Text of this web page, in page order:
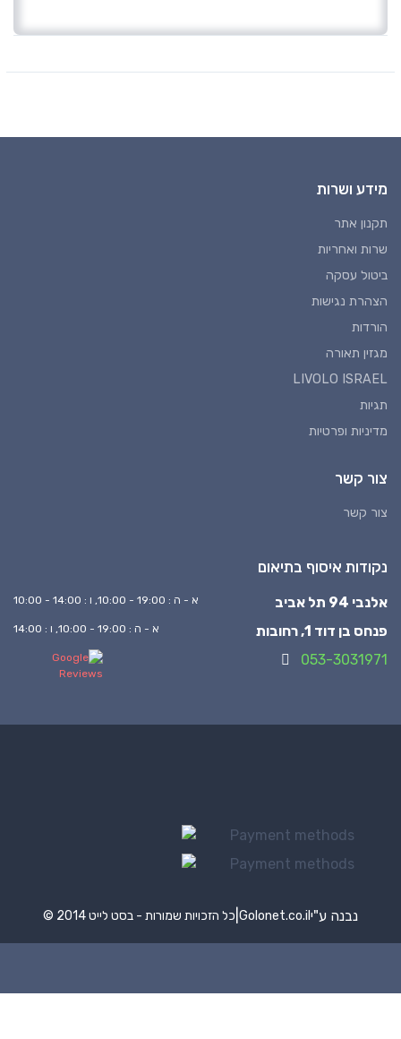
מידע ושרות
תקנון אתר
שרות ואחריות
ביטול עסקה
הצהרת נגישות
הורדות
מגזין תאורה
LIVOLO ISRAEL
תגיות
מדיניות ופרטיות
צור קשר
צור קשר
נקודות איסוף בתיאום
אלנבי 94 תל אביב א - ה : 19:00 - 10:00, ו : 14:00 - 10:00
פנחס בן דוד 1, רחובות א - ה : 19:00 - 10:00, ו : 14:00
053-3031971
© 2014 כל הזכויות שמורות - בסט לייט Golonet.co.il נבנה ע"י